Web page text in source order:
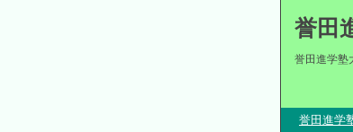
誉田
誉田進学塾
誉田進学